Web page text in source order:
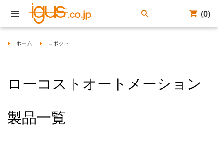
(0)
igus-icon-arrow-right
ホーム igus-icon-arrow-right
ロボット
ローコストオートメーション
製品一覧